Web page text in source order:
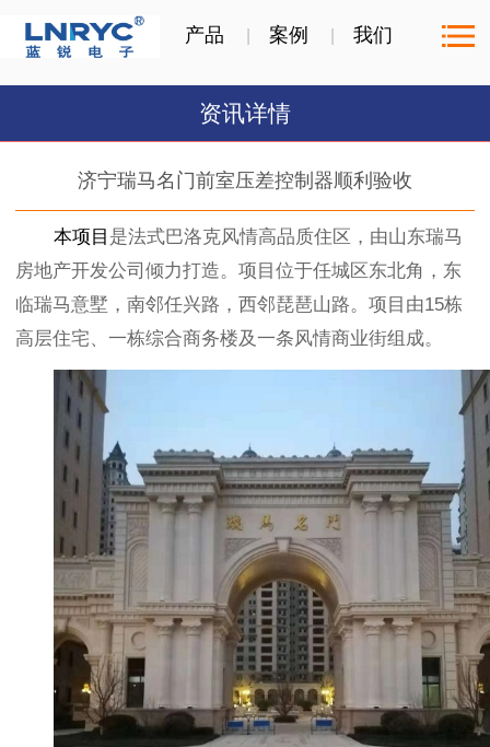
产品 案例 我们
资讯详情
济宁瑞马名门前室压差控制器顺利验收
本项目 是法式巴洛克风情高品质住区，由山东瑞马
房地产开发公司倾力打造。项目位于任城区东北角，东
临瑞马意墅，南邻任兴路，西邻琵琶山路。项目由15栋
高层住宅、一栋综合商务楼及一条风情商业街组成。